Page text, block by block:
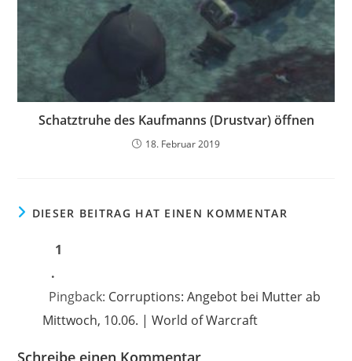
Schatztruhe des Kaufmanns (Drustvar) öffnen
18. Februar 2019
DIESER BEITRAG HAT EINEN KOMMENTAR
Pingback: Corruptions: Angebot bei Mutter ab
Mittwoch, 10.06. | World of Warcraft
Schreibe einen Kommentar